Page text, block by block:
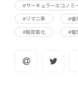
#サーキュラーエコノミ
#リマニ車 #循
#脱炭素化 #電